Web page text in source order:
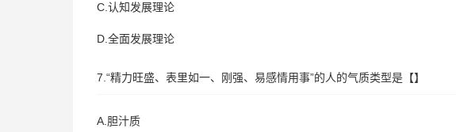
C.认知发展理论
D.全面发展理论
7.“精力旺盛、表里如一、刚强、易感情用事”的人的气质类型是【】
A.胆汁质